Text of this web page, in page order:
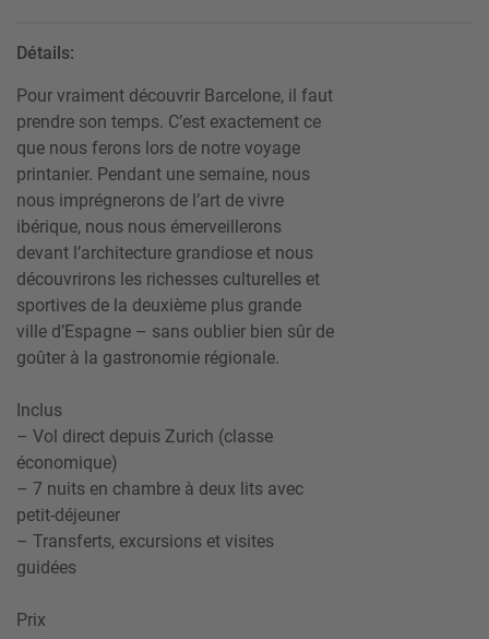
Détails:
Pour vraiment découvrir Barcelone, il faut
prendre son temps. C’est exactement ce
que nous ferons lors de notre voyage
printanier. Pendant une semaine, nous
nous imprégnerons de l’art de vivre
ibérique, nous nous émerveillerons
devant l’architecture grandiose et nous
découvrirons les richesses culturelles et
sportives de la deuxième plus grande
ville d’Espagne – sans oublier bien sûr de
goûter à la gastronomie régionale.
Inclus
– Vol direct depuis Zurich (classe
économique)
– 7 nuits en chambre à deux lits avec
petit-déjeuner
– Transferts, excursions et visites
guidées
Prix